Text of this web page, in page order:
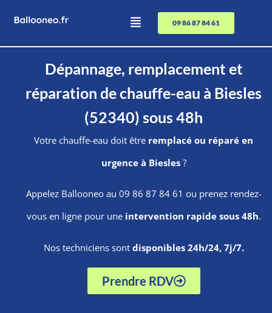
09 86 87 84 61
Dépannage, remplacement et
réparation de chauffe-eau à Biesles
(52340) sous 48h
Votre chauffe-eau doit être remplacé ou réparé en
urgence à Biesles?
Appelez Ballooneo au 09 86 87 84 61 ou prenez rendez-
vous en ligne pour une intervention rapide sous 48h.
Nos techniciens sont disponibles 24h/24, 7j/7.
Prendre RDV